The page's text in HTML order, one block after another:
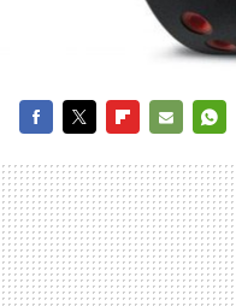
MAIL